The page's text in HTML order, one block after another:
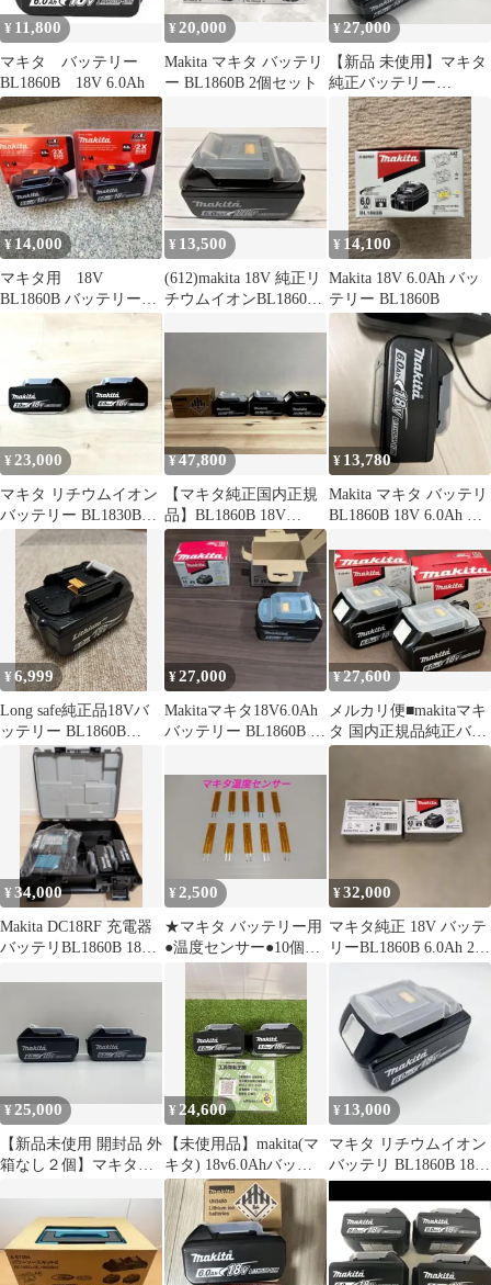
¥ 11,800
マキタ バッテリー
BL1860B 18V 6.0Ah
¥20,000
Makita マキタ バッテリ
ー BL1860B 2個セット
¥27,000
【新品 未使用】マキタ
純正バッテリー
BL1860B 18V 6.0Ah x2
¥ 14,000
マキタ用 18V
BL1860B バッテリー
¥ 13,500
(612)makita 18V 純正リ
チウムイオンBL1860B
¥ 14,100
Makita 18V 6.0Ah バッ
テリー BL1860B
¥23,000
マキタ リチウムイオン
バッテリー BL1830B
BL1860B 2個セット
¥47,800
【マキタ純正国内正規
品】BL1860B 18V
6.0Ah バッテリー4個セ
ット
¥ 13,780
Makita マキタ バッテリ
BL1860B 18V 6.0Ah 純
¥6,999
Long safe純正品18Vバ
ッテリー BL1860B
6.0A.h 新品
¥27,000
Makitaマキタ18V6.0Ah
バッテリー BL1860B 2
¥27,600
メルカリ便■makitaマキ
タ 国内正規品純正バッ
テリーBL1860B x２個
¥34,000
Makita DC18RF 充電器
バッテリBL1860B 18v2
¥2,500
★マキタ バッテリー用
●温度センサー●10個
¥32,000
マキタ純正 18V バッテ
リーBL1860B 6.0Ah 2個
¥25,000
【新品未使用 開封品 外
箱なし２個】マキタ
個セット リチウムイオ
ン電池 BL1860B
¥ 24,600
【未使用品】makita(マ
キタ) 18v6.0Ahバッテ
リー急速充電対応モデ
ル (雪マークあり)
BL1860B ２個セット
②
¥ 13,000
マキタ リチウムイオン
バッテリ BL1860B 18V
6.0Ah 雪マーク付